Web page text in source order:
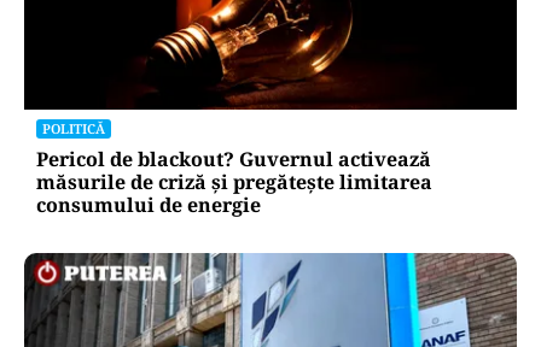
POLITICĂ
Pericol de blackout? Guvernul activează
măsurile de criză și pregătește limitarea
consumului de energie